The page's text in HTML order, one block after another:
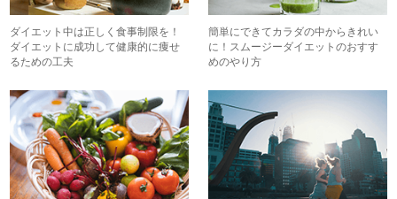
ダイエット中は正しく食事制限を！
ダイエットに成功して健康的に痩せ
るための工夫
簡単にできてカラダの中からきれい
に！スムージーダイエットのおすす
めのやり方